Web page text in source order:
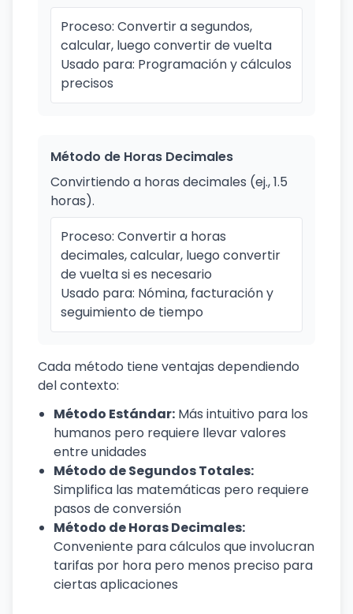
Proceso: Convertir a segundos,
calcular, luego convertir de vuelta
Usado para: Programación y cálculos
precisos
Método de Horas Decimales
Convirtiendo a horas decimales (ej., 1.5
horas).
Proceso: Convertir a horas
decimales, calcular, luego convertir
de vuelta si es necesario
Usado para: Nómina, facturación y
seguimiento de tiempo
Cada método tiene ventajas dependiendo
del contexto:
Método Estándar: Más intuitivo para los
humanos pero requiere llevar valores
entre unidades
Método de Segundos Totales:
Simplifica las matemáticas pero requiere
pasos de conversión
Método de Horas Decimales:
Conveniente para cálculos que involucran
tarifas por hora pero menos preciso para
ciertas aplicaciones